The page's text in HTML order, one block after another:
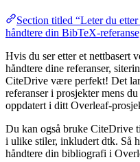
Section titled “Leter du
håndtere din BibTeX-
Hvis du ser etter et nettbasert
håndtere dine referanser,
CiteDrive være perfekt! Det
referanser i prosjekter mens
oppdatert i ditt Overleaf-
Du kan også bruke CiteDrive
i ulike stiler, inkludert dtk. Så
håndtere din bibliografi i